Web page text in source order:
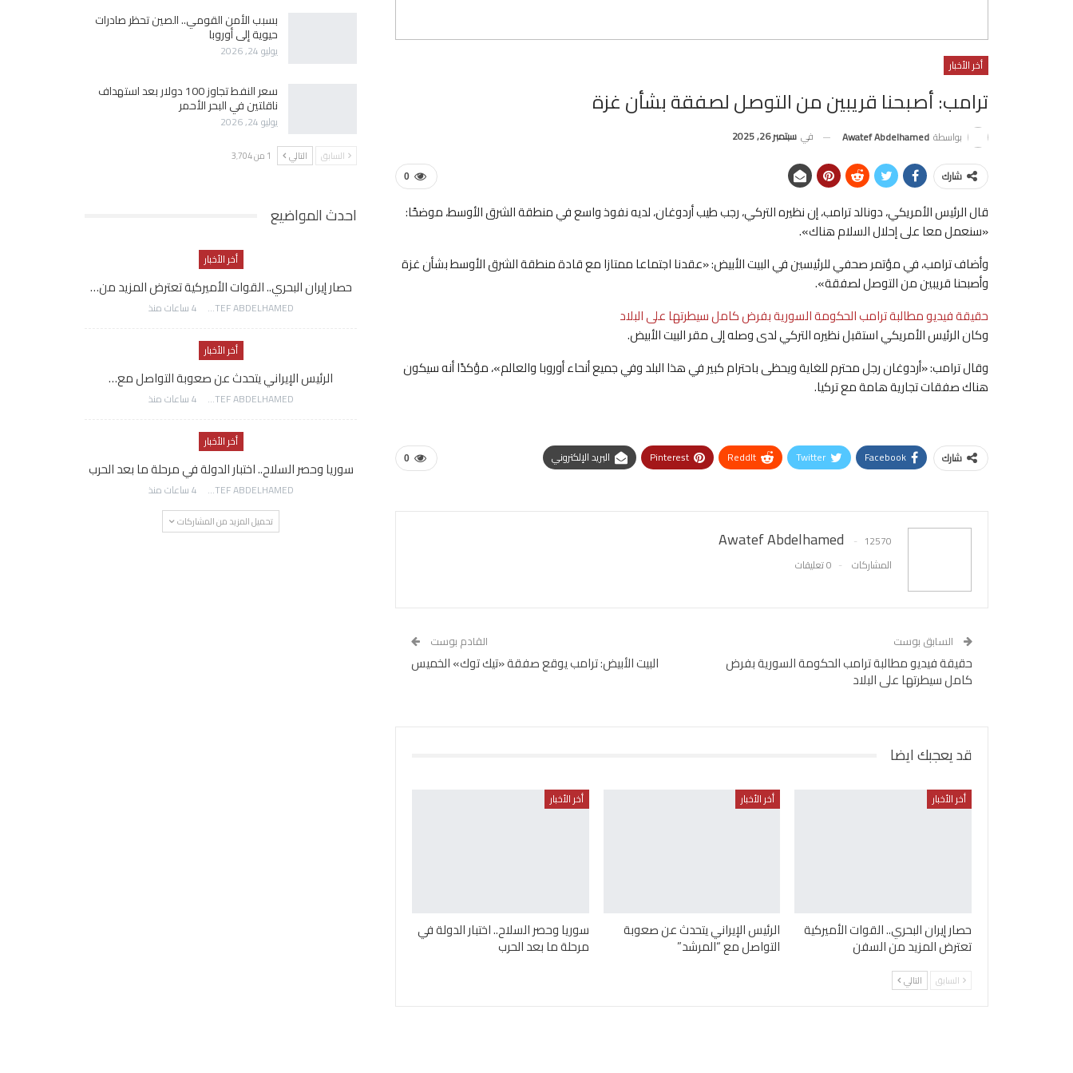
أخر الأخبار
ترامب: أصبحنا قريبين من التوصل لصفقة بشأن غزة
بواسطة Awatef Abdelhamed في سبتمبر 26, 2025
0 شارك
قال الرئيس الأمريكي، دونالد ترامب، إن نظيره التركي، رجب طيب أردوغان، لديه نفوذ واسع في منطقة الشرق الأوسط، موضحًا:
«سنعمل معا على إحلال السلام هناك».
وأضاف ترامب، في مؤتمر صحفي للرئيسين في البيت الأبيض: «عقدنا اجتماعا ممتازا مع قادة منطقة الشرق الأوسط بشأن غزة
وأصبحنا قريبين من التوصل لصفقة».
حقيقة فيديو مطالبة ترامب الحكومة السورية بفرض كامل سيطرتها على البلاد
وكان الرئيس الأمريكي استقبل نظيره التركي لدى وصله إلى مقر البيت الأبيض.
وقال ترامب: «أردوغان رجل محترم للغاية ويحظى باحترام كبير في هذا البلد وفي جميع أنحاء أوروبا والعالم»، مؤكدًا أنه سيكون
هناك صفقات تجارية هامة مع تركيا.
0 شارك Facebook
Twitter
ReddIt
Pinterest البريد الإلكتروني
Awatef Abdelhamed
12570
المشاركات
0 تعليقات
السابق بوست
حقيقة فيديو مطالبة ترامب الحكومة السورية بفرض
كامل سيطرتها على البلاد
القادم بوست
البيت الأبيض: ترامب يوقع صفقة «تيك توك» الخميس
قد يعجبك ايضا
أخر الأخبار
حصار إيران البحري.. القوات الأميركية
تعترض المزيد من السفن
أخر الأخبار
الرئيس الإيراني يتحدث عن صعوبة
التواصل مع “المرشد”
أخر الأخبار
سوريا وحصر السلاح.. اختبار الدولة في
مرحلة ما بعد الحرب
السابق التالي
بسبب الأمن القومي.. الصين تحظر صادرات
حيوية إلى أوروبا
يوليو 24, 2026
سعر النفط تجاوز 100 دولار بعد استهداف
ناقلتين في البحر الأحمر
يوليو 24, 2026
السابق التالي 1 من 3٬704
احدث المواضيع
أخر الأخبار
حصار إيران البحري.. القوات الأميركية تعترض المزيد من…
AWATEF ABDELHAMED 4 ساعات منذ
أخر الأخبار
الرئيس الإيراني يتحدث عن صعوبة التواصل مع…
AWATEF ABDELHAMED 4 ساعات منذ
أخر الأخبار
سوريا وحصر السلاح.. اختبار الدولة في مرحلة ما بعد الحرب
AWATEF ABDELHAMED 4 ساعات منذ
تحميل المزيد من المشاركات